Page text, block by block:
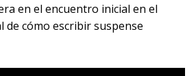
en el encuentro inicial en el
de cómo escribir suspense